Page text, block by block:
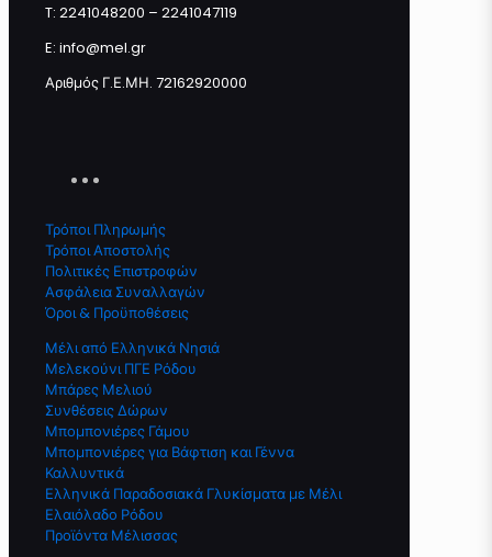
Προσθήκη στο καλάθι
T: 2241048200 – 2241047119
E: info@mel.gr
Αριθμός Γ.Ε.ΜΗ. 72162920000
Τρόποι Πληρωμής
Τρόποι Αποστολής
Πολιτικές Επιστροφών
Ασφάλεια Συναλλαγών
Όροι & Προϋποθέσεις
Μέλι από Ελληνικά Νησιά
Μελεκούνι ΠΓΕ Ρόδου
Μπάρες Μελιού
Συνθέσεις Δώρων
Μπομπονιέρες Γάμου
Μπομπονιέρες για Βάφτιση και Γέννα
Καλλυντικά
Ελληνικά Παραδοσιακά Γλυκίσματα με Μέλι
Ελαιόλαδο Ρόδου
Προϊόντα Μέλισσας